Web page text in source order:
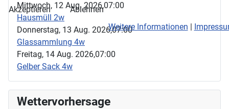
Mittwoch, 12 Aug. 2026,07:00
Hausmüll 2w
Donnerstag, 13 Aug. 2026,07:00
Glassammlung 4w
Freitag, 14 Aug. 2026,07:00
Gelber Sack 4w
Wettervorhersage
Akzeptieren
Ablehnen
Weitere Informationen |